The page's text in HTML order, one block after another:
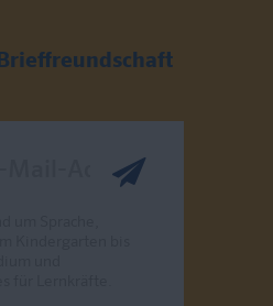
Brieffreundschaft